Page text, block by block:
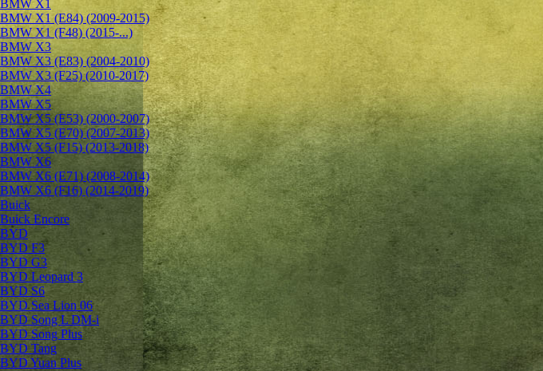
BMW X1
BMW X1 (E84) (2009-2015)
BMW X1 (F48) (2015-...)
BMW X3
BMW X3 (E83) (2004-2010)
BMW X3 (F25) (2010-2017)
BMW X4
BMW X5
BMW X5 (E53) (2000-2007)
BMW X5 (E70) (2007-2013)
BMW X5 (F15) (2013-2018)
BMW X6
BMW X6 (E71) (2008-2014)
BMW X6 (F16) (2014-2019)
Buick
Buick Encore
BYD
BYD F3
BYD G3
BYD Leopard 3
BYD S6
BYD Sea Lion 06
BYD Song L DM-i
BYD Song Plus
BYD Tang
BYD Yuan Plus